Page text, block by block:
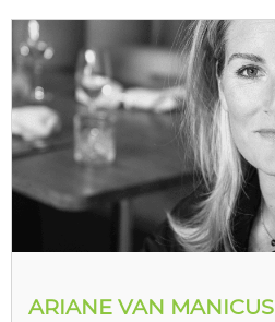
ARIANE VAN MANICUS